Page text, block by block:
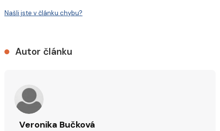
Našli jste v článku chybu?
Autor článku
Veronika Bučková